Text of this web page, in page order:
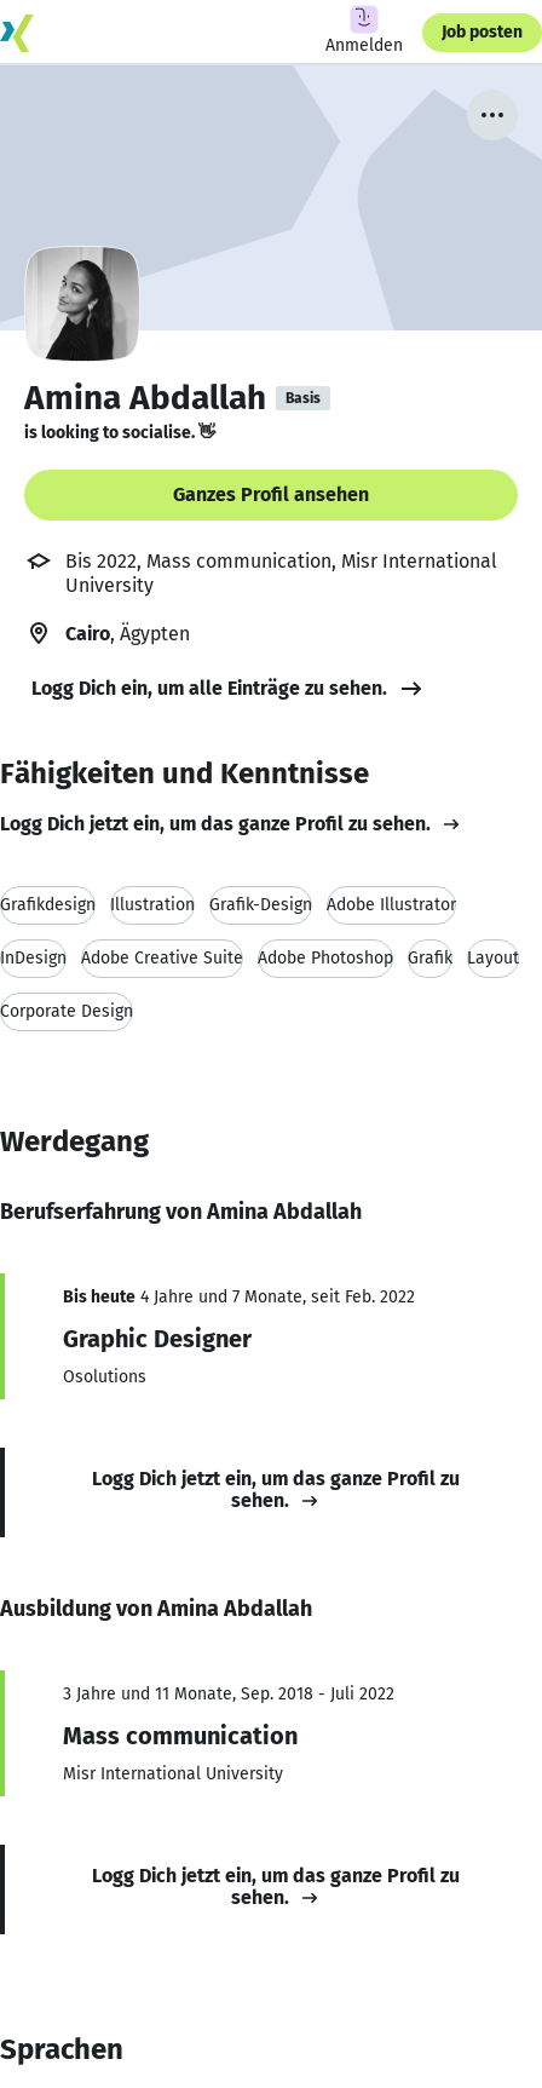
Anmelden
Job posten
Amina Abdallah Basis
is looking to socialise. 👋
Ganzes Profil ansehen
Bis 2022, Mass communication, Misr International
University
Cairo, Ägypten
Logg Dich ein, um alle Einträge zu sehen.
Fähigkeiten und Kenntnisse
Logg Dich jetzt ein, um das ganze Profil zu sehen.
Grafikdesign Illustration Grafik-Design Adobe Illustrator
InDesign Adobe Creative Suite Adobe Photoshop Grafik Layout
Corporate Design
Werdegang
Berufserfahrung von Amina Abdallah
Bis heute 4 Jahre und 7 Monate, seit Feb. 2022
Graphic Designer
Osolutions
Logg Dich jetzt ein, um das ganze Profil zu
sehen.
Ausbildung von Amina Abdallah
3 Jahre und 11 Monate, Sep. 2018 - Juli 2022
Mass communication
Misr International University
Logg Dich jetzt ein, um das ganze Profil zu
sehen.
Sprachen